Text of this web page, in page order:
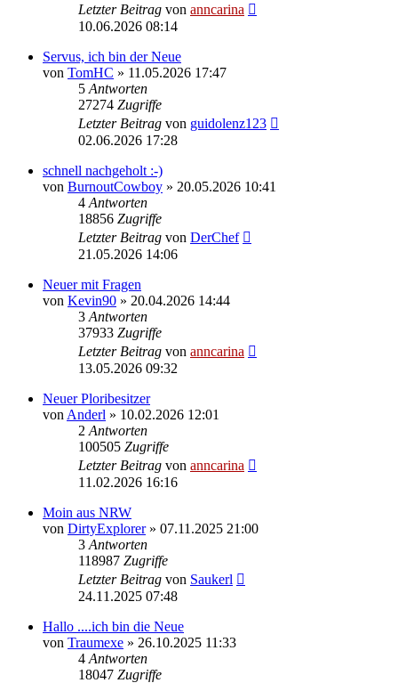
Letzter Beitrag von anncarina
10.06.2026 08:14
Servus, ich bin der Neue
von TomHC » 11.05.2026 17:47
5 Antworten
27274 Zugriffe
Letzter Beitrag von guidolenz123
02.06.2026 17:28
schnell nachgeholt :-)
von BurnoutCowboy » 20.05.2026 10:41
4 Antworten
18856 Zugriffe
Letzter Beitrag von DerChef
21.05.2026 14:06
Neuer mit Fragen
von Kevin90 » 20.04.2026 14:44
3 Antworten
37933 Zugriffe
Letzter Beitrag von anncarina
13.05.2026 09:32
Neuer Ploribesitzer
von Anderl » 10.02.2026 12:01
2 Antworten
100505 Zugriffe
Letzter Beitrag von anncarina
11.02.2026 16:16
Moin aus NRW
von DirtyExplorer» 07.11.2025 21:00
3 Antworten
118987 Zugriffe
Letzter Beitrag von Saukerl
24.11.2025 07:48
Hallo ....ich bin die Neue
von Traumexe » 26.10.2025 11:33
4 Antworten
18047 Zugriffe